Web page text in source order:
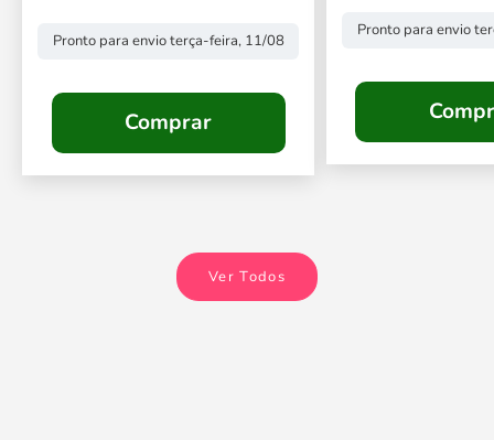
Pronto para envio terça-feira, 11/08
Comprar
Pronto para envio
Ver Todos